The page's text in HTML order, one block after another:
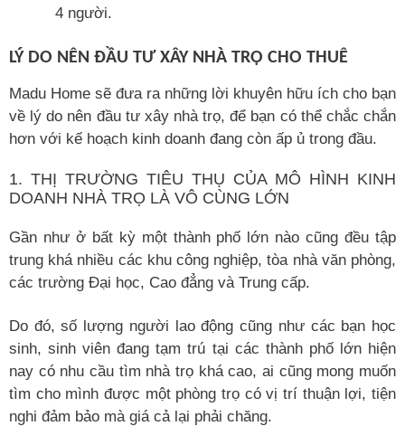
4 người.
LÝ DO NÊN ĐẦU TƯ XÂY NHÀ TRỌ CHO THUÊ
Madu Home sẽ đưa ra những lời khuyên hữu ích cho bạn
về lý do nên đầu tư xây nhà trọ, để bạn có thể chắc chắn
hơn với kế hoạch kinh doanh đang còn ấp ủ trong đầu.
1. THỊ TRƯỜNG TIÊU THỤ CỦA MÔ HÌNH KINH
DOANH NHÀ TRỌ LÀ VÔ CÙNG LỚN
Gần như ở bất kỳ một thành phố lớn nào cũng đều tập
trung khá nhiều các khu công nghiệp, tòa nhà văn phòng,
các trường Đại học, Cao đẳng và Trung cấp.
Do đó, số lượng người lao động cũng như các bạn học
sinh, sinh viên đang tạm trú tại các thành phố lớn hiện
nay có nhu cầu tìm nhà trọ khá cao, ai cũng mong muốn
tìm cho mình được một phòng trọ có vị trí thuận lợi, tiện
nghi đảm bảo mà giá cả lại phải chăng.